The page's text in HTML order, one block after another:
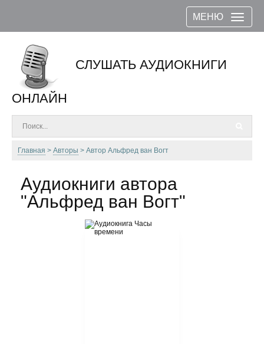
МЕНЮ
СЛУШАТЬ АУДИОКНИГИ
ОНЛАЙН
Главная Авторы Автор Альфред ван Вогт
Аудиокниги автора
"Альфред ван Вогт"